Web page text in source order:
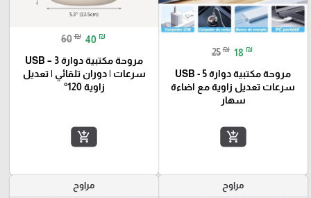
25 ₪ 18 ₪
مروحة مكتبية دوارة USB - 5
سرعات تعديل زاوية مع اضاءة
سهار
add_shopping_cart
60 ₪ 40 ₪
مروحة مكتبية دوارة USB – 3
سرعات | دوران تلقائي | تعديل
زاوية 120°
add_shopping_cart
مراوح مراوح